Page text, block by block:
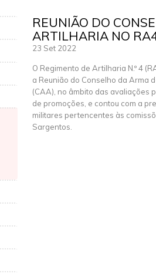
REUNIÃO DO
ARTILHARIA NO
23 Set 2022
O Regimento de Artilharia N.º 4
a Reunião do Conselho da Arma
(CAA), no âmbito das avaliações
de promoções, e contou com a
militares pertencentes às
Sargentos.